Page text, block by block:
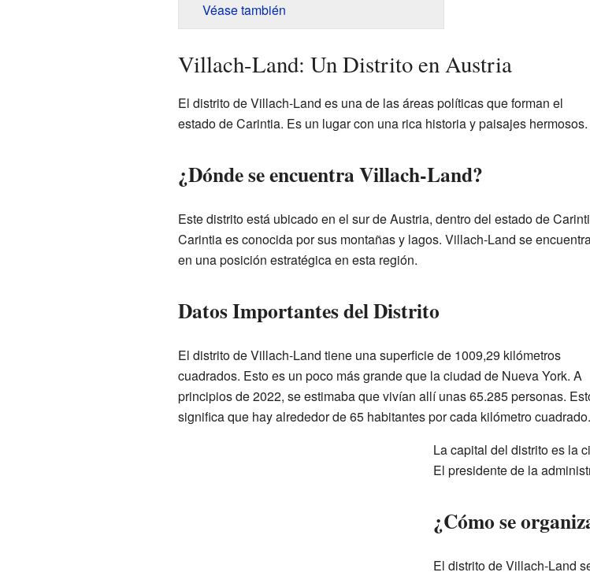
Véase también
Villach-Land: Un Distrito en Austria
El distrito de Villach-Land es una de las áreas políticas que forman el
estado de Carintia. Es un lugar con una rica historia y paisajes hermosos.
¿Dónde se encuentra Villach-Land?
Este distrito está ubicado en el sur de Austria, dentro del estado de
Carintia es conocida por sus montañas y lagos. Villach-Land se
en una posición estratégica en esta región.
Datos Importantes del Distrito
El distrito de Villach-Land tiene una superficie de 1009,29 kilómetros
cuadrados. Esto es un poco más grande que la ciudad de Nueva York. A
principios de 2022, se estimaba que vivían allí unas 65.285 personas.
significa que hay alrededor de 65 habitantes por cada kilómetro cuadrado.
La capital del distrito es la
El presidente de la
¿Cómo se
El distrito de Villach-Land